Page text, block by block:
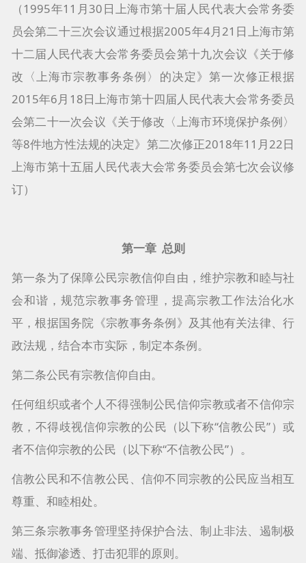
（1995年11月30日上海市第十届人民代表大会常务委
员会第二十三次会议通过根据2005年4月21日上海市第
十二届人民代表大会常务委员会第十九次会议《关于修
改〈上海市宗教事务条例〉的决定》第一次修正根据
2015年6月18日上海市第十四届人民代表大会常务委员
会第二十一次会议《关于修改〈上海市环境保护条例〉
等8件地方性法规的决定》第二次修正2018年11月22日
上海市第十五届人民代表大会常务委员会第七次会议修
订）
第一章 总则
第一条为了保障公民宗教信仰自由，维护宗教和睦与社
会和谐，规范宗教事务管理，提高宗教工作法治化水
平，根据国务院《宗教事务条例》及其他有关法律、行
政法规，结合本市实际，制定本条例。
第二条公民有宗教信仰自由。
任何组织或者个人不得强制公民信仰宗教或者不信仰宗
教，不得歧视信仰宗教的公民（以下称“信教公民”）或
者不信仰宗教的公民（以下称“不信教公民”）。
信教公民和不信教公民、信仰不同宗教的公民应当相互
尊重、和睦相处。
第三条宗教事务管理坚持保护合法、制止非法、遏制极
端、抵御渗透、打击犯罪的原则。